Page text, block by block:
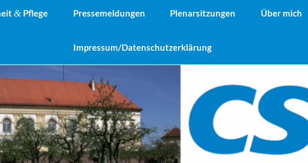
& Pflege Pressemeldungen Plenarsitzungen Über mich
Impressum/Datenschutzerklärung